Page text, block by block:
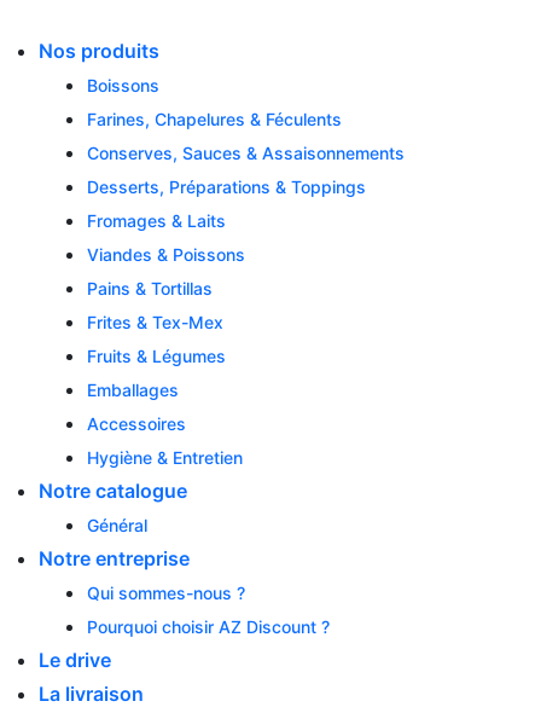
content
Nos produits
Boissons
Farines, Chapelures & Féculents
Conserves, Sauces & Assaisonnements
Desserts, Préparations & Toppings
Fromages & Laits
Viandes & Poissons
Pains & Tortillas
Frites & Tex-Mex
Fruits & Légumes
Emballages
Accessoires
Hygiène & Entretien
Notre catalogue
Général
Notre entreprise
Qui sommes-nous ?
Pourquoi choisir AZ Discount ?
Le drive
La livraison